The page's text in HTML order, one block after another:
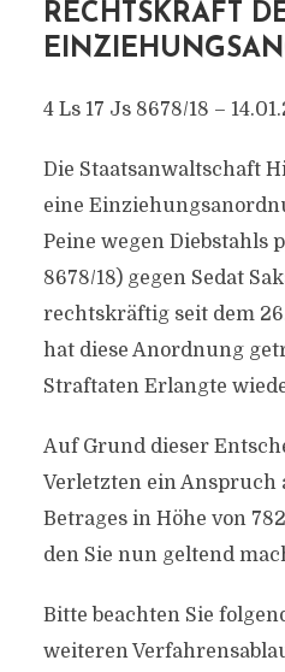
ECHTSKRAFT
4 Ls 17 Js 8678/​18 –
Die Staatsanwaltschaft
eine
Peine wegen Diebstahls
8678/​18) gegen Sedat
rechtskräftig seit dem
hat diese Anordnung
Straftaten Erlangte
Auf Grund dieser
Verletzten ein Anspruch
Betrages in Höhe von
den Sie nun geltend
Bitte beachten Sie
weiteren